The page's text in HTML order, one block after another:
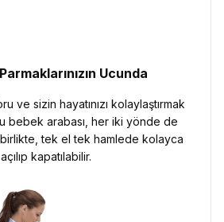
Ucunda
ve sizin hayatınızı kolaylaştırmak
bebek arabası, her iki yönde de
tek el tek hamlede kolayca
açılıp kapatılabilir.